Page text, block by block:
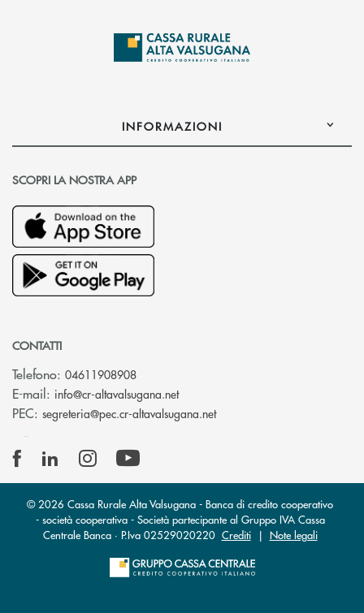
INFORMAZIONI
SCOPRI LA NOSTRA APP
CONTATTI
Telefono: 04611908908
E-mail: info@cr-altavalsugana.net(si apre l’app di posta
PEC: segreteria@pec.cr-altavalsugana.net(si apre l’app di posta
© 2026 Cassa Rurale Alta Valsugana - Banca di credito cooperativo
- società cooperativa - Società partecipante al Gruppo IVA Cassa
Centrale Banca · P.Iva 02529020220 Crediti| Note legali